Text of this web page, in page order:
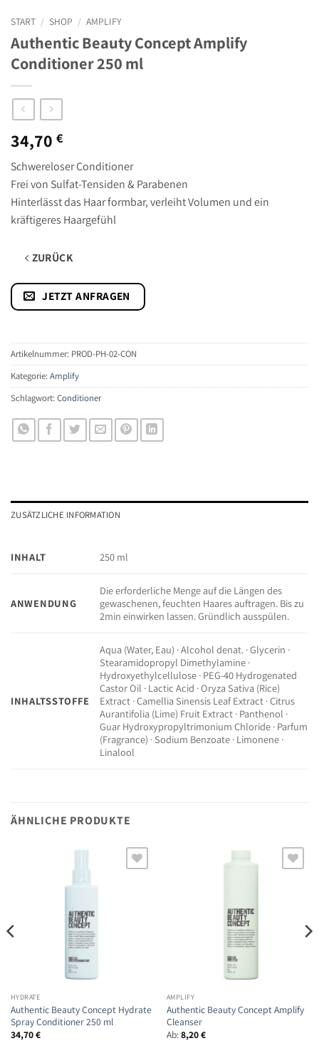
START / SHOP / AMPLIFY
Authentic Beauty Concept Amplify
Conditioner 250 ml
34,70 €
Schwereloser Conditioner
Frei von Sulfat-Tensiden & Parabenen
Hinterlässt das Haar formbar, verleiht Volumen und ein
kräftigeres Haargefühl
ZURÜCK
JETZT ANFRAGEN
Artikelnummer: PROD-PH-02-CON
Kategorie:Amplify
Schlagwort:Conditioner
ZUSÄTZLICHE INFORMATION
INHALT 250 ml
ANWENDUNG
Die erforderliche Menge auf die Längen des
gewaschenen, feuchten Haares auftragen. Bis zu
2min einwirken lassen. Gründlich ausspülen.
INHALTSSTOFFE
Aqua (Water, Eau) · Alcohol denat. · Glycerin ·
Stearamidopropyl Dimethylamine ·
Hydroxyethylcellulose · PEG-40 Hydrogenated
Castor Oil · Lactic Acid · Oryza Sativa (Rice)
Extract · Camellia Sinensis Leaf Extract · Citrus
Aurantifolia (Lime) Fruit Extract · Panthenol ·
Guar Hydroxypropyltrimonium Chloride · Parfum
(Fragrance) · Sodium Benzoate · Limonene ·
Linalool
ÄHNLICHE PRODUKTE
HYDRATE
Authentic Beauty Concept Hydrate
Spray Conditioner 250 ml
34,70€
AMPLIFY
Authentic Beauty Concept Amplify
Cleanser
Ab:8,20€